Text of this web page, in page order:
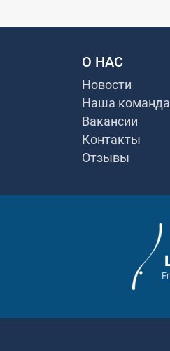
О НАС
Новости
Наша команда
Вакансии
Контакты
Отзывы